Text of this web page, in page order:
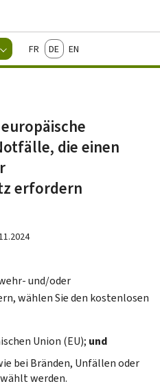
Changer
FrançaisDeutschEnglish
die einen
erfordern
und/oder
wählen Sie den kostenlosen
Union (EU); und
bei Bränden, Unfällen oder
werden.